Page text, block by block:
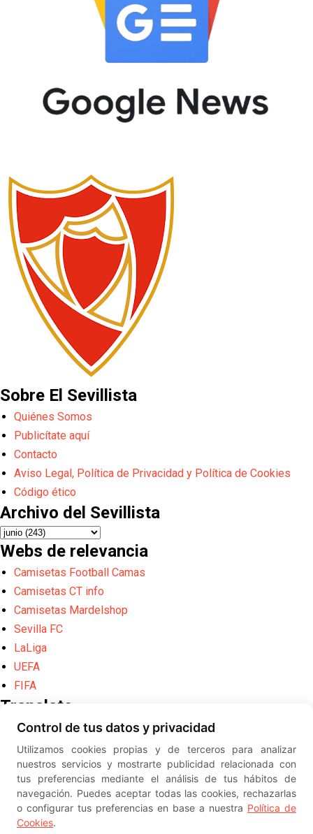
Sobre El Sevillista
Quiénes Somos
Publicítate aquí
Contacto
Aviso Legal, Política de Privacidad y Política de Cookies
Código ético
Archivo del Sevillista
Webs de relevancia
Camisetas Football Camas
Camisetas CT info
Camisetas Mardelshop
Sevilla FC
LaLiga
UEFA
FIFA
Translate
Powered by
Translate
Diseño web creado por Erick
© ElSevillista.es - Información sobre
el Sevilla FC, Sevilla Atlético, Sevilla Femenino y su Cantera
-- --
Control de tus datos y privacidad
Utilizamos cookies propias y de terceros para analizar
nuestros servicios y mostrarte publicidad relacionada con
tus preferencias mediante el análisis de tus hábitos de
navegación. Puedes aceptar todas las cookies, rechazarlas
o configurar tus preferencias en base a nuestra Política de
Cookies.
2026